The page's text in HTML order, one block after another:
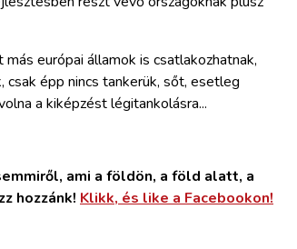
európai államok is csatlakozhatnak,
épp nincs tankerük, sőt, esetleg
a kiképzést légitankolásra...
ami a földön, a föld alatt, a
hozzánk! Klikk, és like a Facebookon!